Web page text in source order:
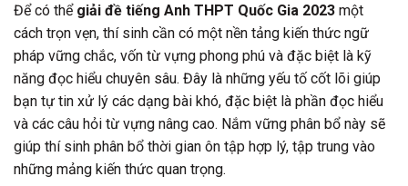
Để có thể giải đề tiếng Anh THPT Quốc Gia 2023 một
cách trọn vẹn, thí sinh cần có một nền tảng kiến thức ngữ
pháp vững chắc, vốn từ vựng phong phú và đặc biệt là kỹ
năng đọc hiểu chuyên sâu. Đây là những yếu tố cốt lõi giúp
bạn tự tin xử lý các dạng bài khó, đặc biệt là phần đọc hiểu
và các câu hỏi từ vựng nâng cao. Nắm vững phân bổ này sẽ
giúp thí sinh phân bổ thời gian ôn tập hợp lý, tập trung vào
những mảng kiến thức quan trọng.